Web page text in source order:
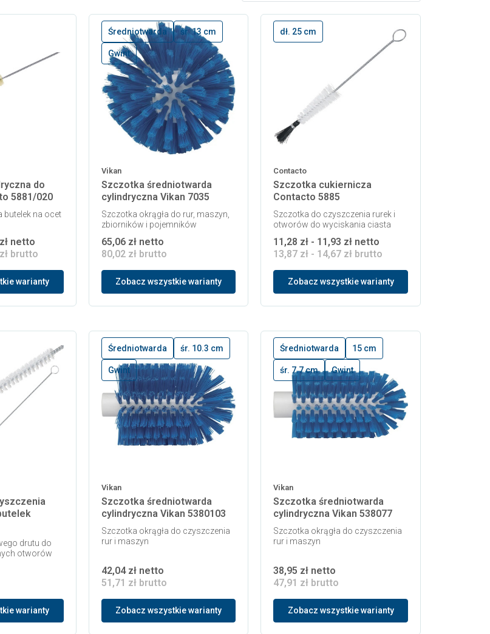
do
5881/020
butelek na ocet
netto
brutto
warianty
Średniotwarda śr. 13 cm
Gwint
Vikan
Szczotka średniotwarda
cylindryczna Vikan 7035
Szczotka okrągła do rur, maszyn,
zbiorników i pojemników
65,06 zł netto
80,02 zł brutto
Zobacz wszystkie warianty
dł. 25 cm
Contacto
Szczotka cukiernicza
Contacto 5885
Szczotka do czyszczenia rurek i
otworów do wyciskania ciasta
11,28 zł - 11,93 zł netto
13,87 zł - 14,67 zł brutto
Zobacz wszystkie warianty
drutu do
otworów
warianty
Średniotwarda śr. 10.3 cm
Gwint
Vikan
Szczotka średniotwarda
cylindryczna Vikan 5380103
Szczotka okrągła do czyszczenia
rur i maszyn
42,04 zł netto
51,71 zł brutto
Zobacz wszystkie warianty
Średniotwarda 15 cm
śr. 7.7 cm Gwint
Vikan
Szczotka średniotwarda
cylindryczna Vikan 538077
Szczotka okrągła do czyszczenia
rur i maszyn
38,95 zł netto
47,91 zł brutto
Zobacz wszystkie warianty